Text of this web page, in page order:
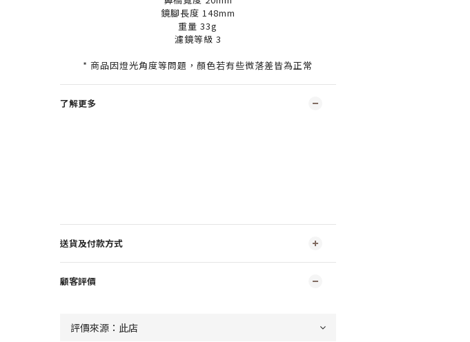
鏡腳長度 148mm
重量 33g
濾鏡等級 3
* 商品因燈光角度等問題，顏色若有些微落差皆為正常
了解更多
送貨及付款方式
顧客評價